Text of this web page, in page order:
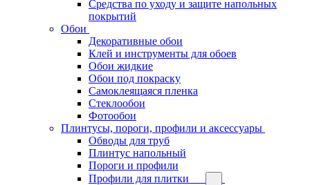
Средства по уходу и защите напольных
покрытий
Обои
Декоративные обои
Клей и инструменты для обоев
Обои жидкие
Обои под покраску
Самоклеящаяся пленка
Стеклообои
Фотообои
Плинтусы, пороги, профили и аксессуары
Обводы для труб
Плинтус напольный
Пороги и профили
Профили для плитки